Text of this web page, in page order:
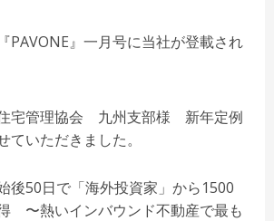
PAVONE』一月号に当社が登載され
宅管理協会 九州支部様 新年定例
いただきました。
後50日で「海外投資家」から1500
〜熱いインバウンド不動産で最も